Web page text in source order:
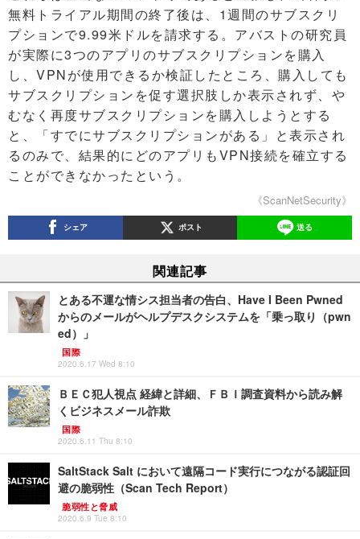
無料トライアル期間の終了後は、1週間のサブスクリ
プションで9.99米ドルを請求する。アバストの研究員
が実際に3つのアプリのサブスクリプションを購入
し、VPNが使用できるか検証したところ、購入しても
サブスクリプションを促す選択肢しか表示されず、や
むなく再度サブスクリプションを購入しようとする
と、「すでにサブスクリプションがある」と表示され
るのみで、結果的にどのアプリもVPN接続を確立する
ことができなかったという。
《ScanNetSecurity》
シェア ポスト 送る
関連記事
とある不運な情シス担当者の告白、Have I Been Pwned
からのメールがヘルプデスクシステムを「乗っ取り（pwn
ed）」
国際
2020.6.17 Wed 8:10
ＢＥＣ犯人視点 経緯と詳細、ＦＢＩ調査資料から読み解
くビジネスメール詐欺
国際
2020.6.11 Thu 8:10
SaltStack Salt において遠隔コード実行につながる認証回
避の脆弱性（Scan Tech Report）
脆弱性と脅威
2020.6.9 Tue 8:10